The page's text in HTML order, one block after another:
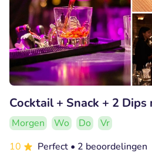
Cocktail + Snack + 2 Dips
Morgen Wo Do
Vr
10
Perfect • 2 beoordelingen